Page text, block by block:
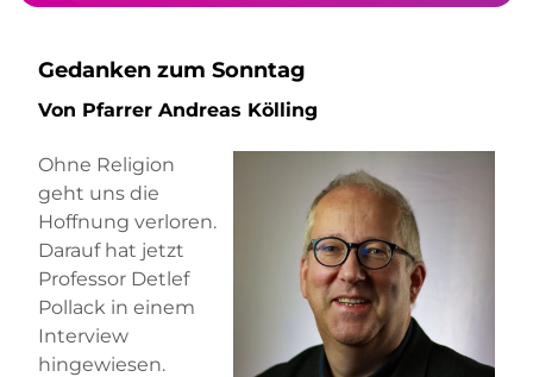
Gedanken zum Sonntag
Von Pfarrer Andreas Kölling
Ohne Religion
geht uns die
Hoffnung verloren.
Darauf hat jetzt
Professor Detlef
Pollack in einem
Interview
hingewiesen.